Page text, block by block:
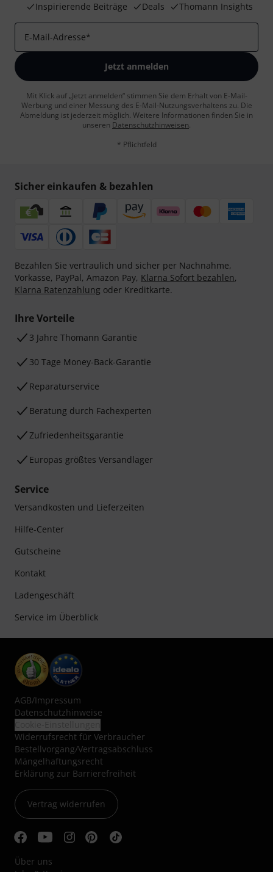
Inspirierende Beiträge
Deals Thomann Insights
E-Mail-Adresse*
Jetzt anmelden
Mit Klick auf „Jetzt anmelden“ stimmen Sie dem Erhalt von E-Mail-
Werbung und einer Messung des E-Mail-Nutzungsverhaltens zu. Die
Abmeldung ist jederzeit möglich. Weitere Informationen finden Sie in
unseren Datenschutzhinweisen.
* Pflichtfeld
Sicher einkaufen & bezahlen
Bezahlen Sie vertraulich und sicher per Nachnahme,
Vorkasse, PayPal, Amazon Pay, Klarna Sofort bezahlen,
Klarna Ratenzahlung oder Kreditkarte.
Ihre Vorteile
3 Jahre Thomann Garantie
30 Tage Money-Back-Garantie
Reparaturservice
Beratung durch Fachexperten
Zufriedenheitsgarantie
Europas größtes Versandlager
Service
Versandkosten und Lieferzeiten
Hilfe-Center
Gutscheine
Kontakt
Ladengeschäft
Service im Überblick
AGB/Impressum
Datenschutzhinweise
Widerrufsrecht für Verbraucher
Bestellvorgang/Vertragsabschluss
Mängelhaftungsrecht
Erklärung zur Barrierefreiheit
Vertrag widerrufen
Über uns